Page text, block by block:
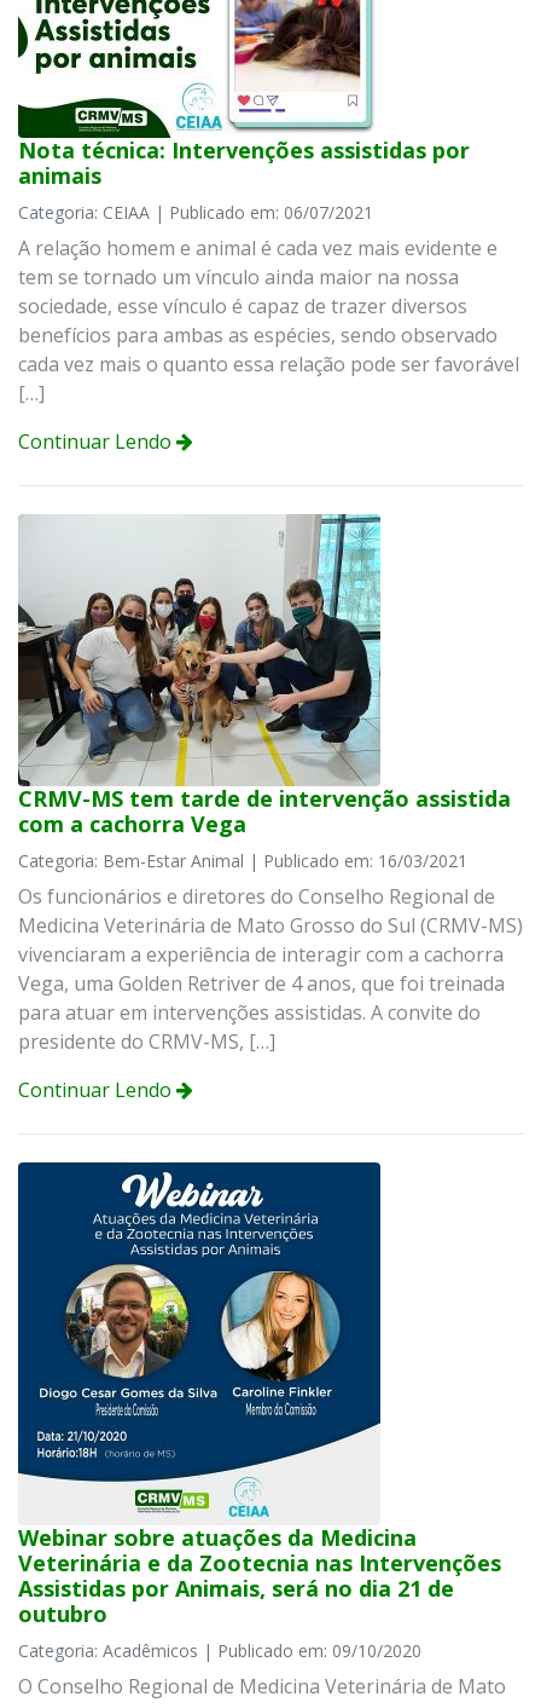
Nota técnica: Intervenções assistidas por
animais
Categoria: CEIAA | Publicado em: 06/07/2021
A relação homem e animal é cada vez mais evidente e
tem se tornado um vínculo ainda maior na nossa
sociedade, esse vínculo é capaz de trazer diversos
benefícios para ambas as espécies, sendo observado
cada vez mais o quanto essa relação pode ser favorável
[…]
Continuar Lendo
CRMV-MS tem tarde de intervenção assistida
com a cachorra Vega
Categoria: Bem-Estar Animal | Publicado em: 16/03/2021
Os funcionários e diretores do Conselho Regional de
Medicina Veterinária de Mato Grosso do Sul (CRMV-MS)
vivenciaram a experiência de interagir com a cachorra
Vega, uma Golden Retriver de 4 anos, que foi treinada
para atuar em intervenções assistidas. A convite do
presidente do CRMV-MS, […]
Continuar Lendo
Webinar sobre atuações da Medicina
Veterinária e da Zootecnia nas Intervenções
Assistidas por Animais, será no dia 21 de
outubro
Categoria: Acadêmicos | Publicado em: 09/10/2020
O Conselho Regional de Medicina Veterinária de Mato